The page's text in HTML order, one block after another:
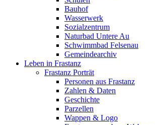
Bauhof
Wasserwerk
Sozialzentrum
Naturbad Untere Au
Schwimmbad Felsenau
Gemeindearchiv
Leben in Frastanz
Frastanz Porträt
Personen aus Frastanz
Zahlen & Daten
Geschichte
Parzellen
Wappen & Logo